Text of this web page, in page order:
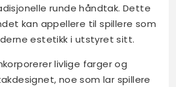
runde håndtak. Dette
kan appellere til spillere som
estetikk i utstyret sitt.
livlige farger og
noe som lar spillere